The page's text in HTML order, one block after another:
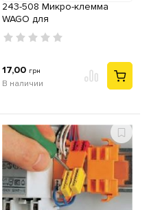
243-508 Микро-клемма
WAGO для
распределительных
коробок, 8-контактная
17,00 грн
В наличии